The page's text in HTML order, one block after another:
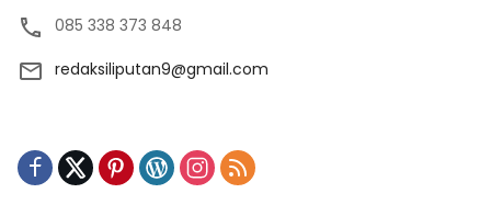
085 338 373 848
redaksiliputan9@gmail.com